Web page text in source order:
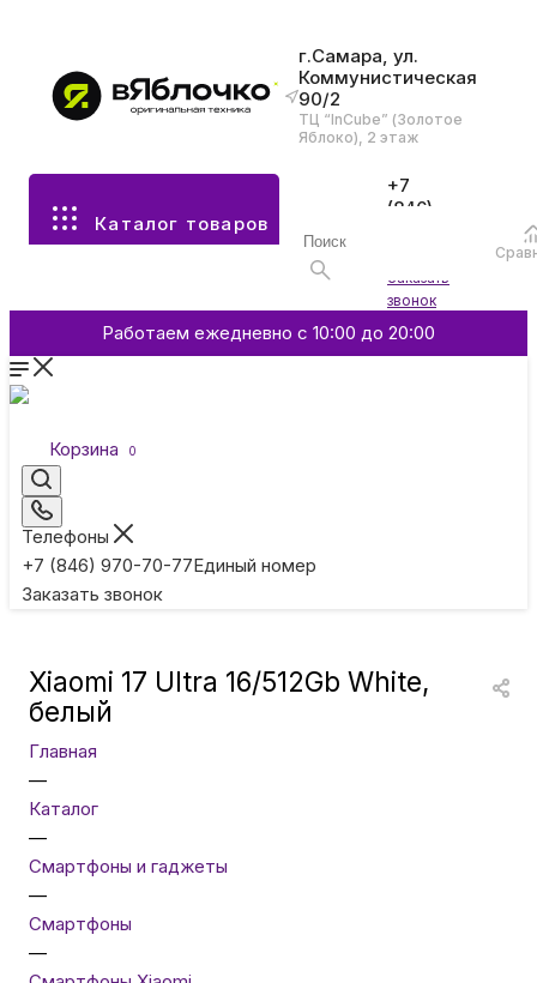
г.Самара, ул.
Коммунистическая
90/2
ТЦ “InCube” (Золотое
Яблоко), 2 этаж
Каталог товаров
+7
(846)
Заказать
звонок
Работаем ежедневно с 10:00 до 20:00
Корзина 0
Телефоны
+7 (846) 970-70-77Единый номер
Заказать звонок
Все разделы каталога
Аксессуары
Смартфоны и гаджеты
Умные кольца
Xiaomi 17 Ultra 16/512Gb White,
белый
Главная
—
Каталог
—
Смартфоны и гаджеты
—
Смартфоны
—